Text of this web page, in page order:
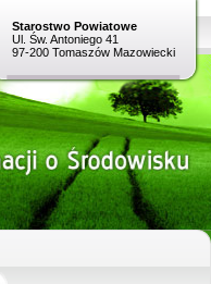
Starostwo Powiatowe
Ul. Św. Antoniego 41
97-200 Tomaszów Mazowiecki